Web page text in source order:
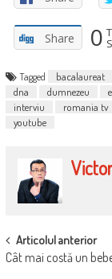
Share 0
Tagged bacalaureat
dna
dumnezeu
interviu
romania tv
youtube
POST
NAVIGATION
Articolul anterior
Cât mai costă un